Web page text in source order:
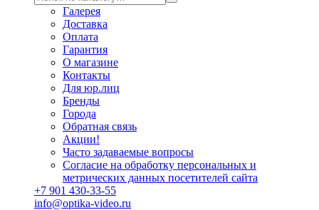
Галерея
Доставка
Оплата
Гарантия
О магазине
Контакты
Для юр.лиц
Бренды
Города
Обратная связь
Акции!
Часто задаваемые вопросы
Согласие на обработку персональных и
метрических данных посетителей сайта
+7 901 430-33-55
info@optika-video.ru